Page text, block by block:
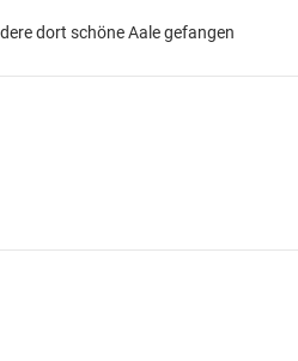
dort schöne Aale gefangen